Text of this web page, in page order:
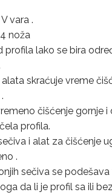
vara .
noža
profila lako se bira
skraćuje vreme
čišćenje gornje i
profila.
i alat za čišćenje
.
sečiva se podešava
da li je profil sa ili